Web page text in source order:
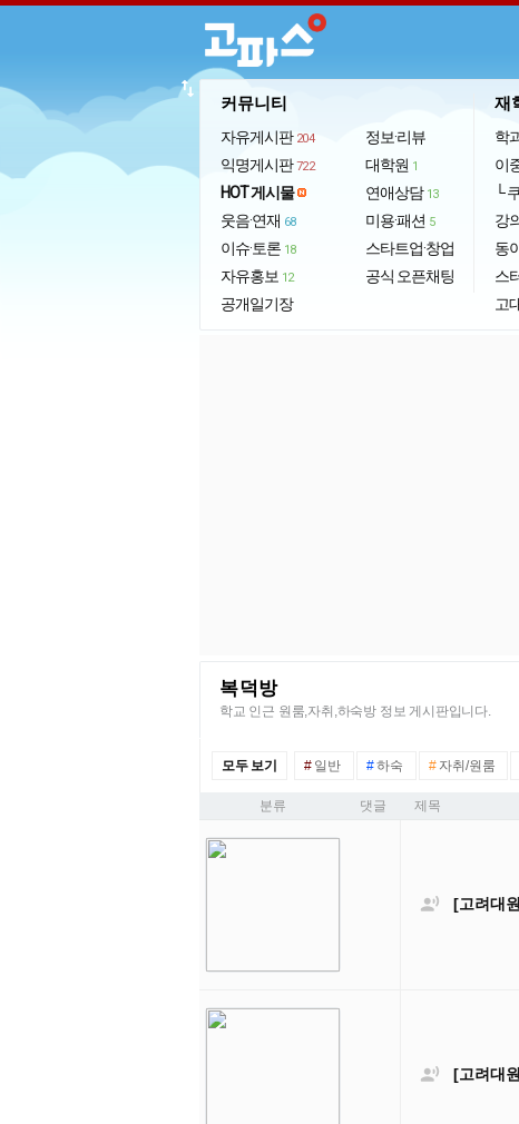
커뮤니티
자유게시판 204
익명게시판 722
HOT 게시물
웃음·연재 68
이슈·토론 18
자유홍보 12
공개일기장
정보·리뷰
대학원 1
연애상담 13
미용·패션 5
스타트업·창업
공식 오픈채팅
재
학
이
└
강
동
스
고
import_export
복덕방
학교 인근 원룸,자취,하숙방 정보 게시판입니다.
모두 보기 #일반 #하숙 #자취/원룸
분류 댓글 제목
 [고려대
 [고려대